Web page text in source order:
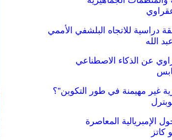
دراسية للاتجاه البلشفي الأممي
الله
عن الذكاء الاصطناعي
غير مهيمنة في طور التكوين”؟
الإمبريالية المعاصرة
كاتز